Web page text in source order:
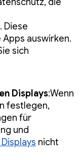
Diese
auswirken.
sich
Displays:Wenn
festlegen,
für
und
nicht